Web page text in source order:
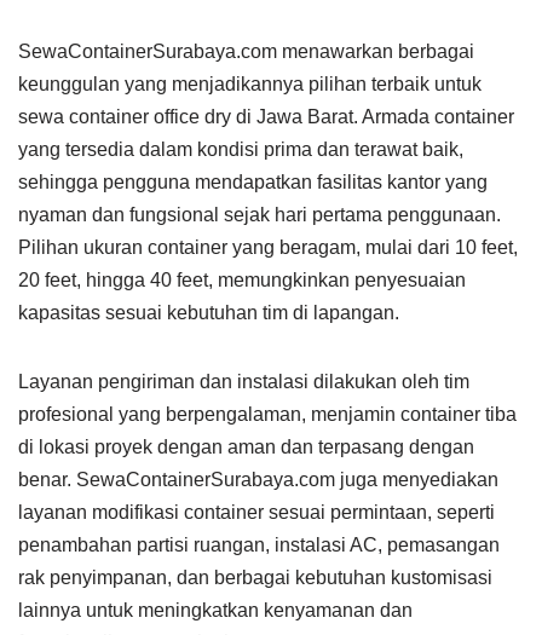
SewaContainerSurabaya.com menawarkan berbagai
keunggulan yang menjadikannya pilihan terbaik untuk
sewa container office dry di Jawa Barat. Armada container
yang tersedia dalam kondisi prima dan terawat baik,
sehingga pengguna mendapatkan fasilitas kantor yang
nyaman dan fungsional sejak hari pertama penggunaan.
Pilihan ukuran container yang beragam, mulai dari 10 feet,
20 feet, hingga 40 feet, memungkinkan penyesuaian
kapasitas sesuai kebutuhan tim di lapangan.
Layanan pengiriman dan instalasi dilakukan oleh tim
profesional yang berpengalaman, menjamin container tiba
di lokasi proyek dengan aman dan terpasang dengan
benar. SewaContainerSurabaya.com juga menyediakan
layanan modifikasi container sesuai permintaan, seperti
penambahan partisi ruangan, instalasi AC, pemasangan
rak penyimpanan, dan berbagai kebutuhan kustomisasi
lainnya untuk meningkatkan kenyamanan dan